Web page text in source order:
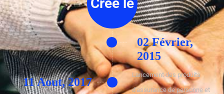
11 Aout, 2017
02 Février,
2015
Lancement des produits
d'assurance de personne et